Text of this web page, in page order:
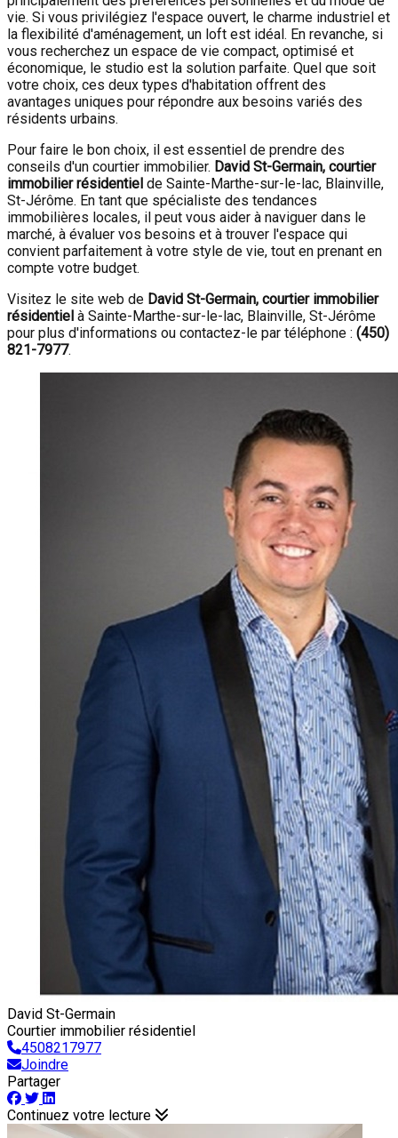
vie. Si vous privilégiez l'espace ouvert, le charme industriel et
la flexibilité d'aménagement, un loft est idéal. En revanche, si
vous recherchez un espace de vie compact, optimisé et
économique, le studio est la solution parfaite. Quel que soit
votre choix, ces deux types d'habitation offrent des
avantages uniques pour répondre aux besoins variés des
résidents urbains.
Pour faire le bon choix, il est essentiel de prendre des
conseils d'un courtier immobilier. David St-Germain, courtier
immobilier résidentiel de Sainte-Marthe-sur-le-lac, Blainville,
St-Jérôme. En tant que spécialiste des tendances
immobilières locales, il peut vous aider à naviguer dans le
marché, à évaluer vos besoins et à trouver l'espace qui
convient parfaitement à votre style de vie, tout en prenant en
compte votre budget.
Visitez le site web de David St-Germain, courtier immobilier
résidentiel à Sainte-Marthe-sur-le-lac, Blainville, St-Jérôme
pour plus d'informations ou contactez-le par téléphone : (450)
821-7977.
David St-Germain
Courtier immobilier résidentiel
4508217977
Joindre
Partager
Continuez votre lecture